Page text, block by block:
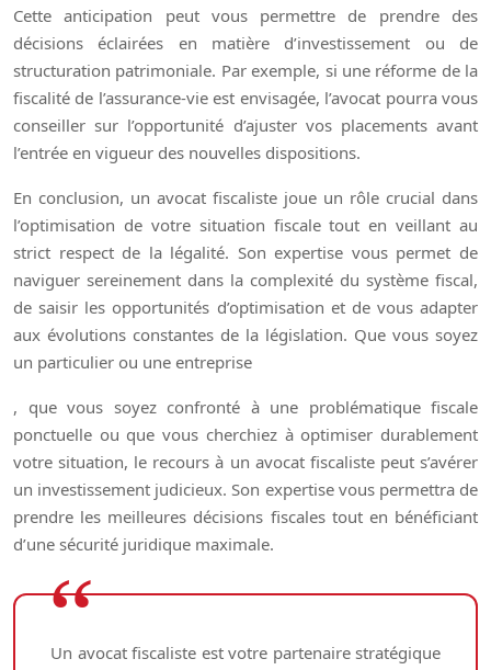
Cette anticipation peut vous permettre de prendre des
décisions éclairées en matière d’investissement ou de
structuration patrimoniale. Par exemple, si une réforme de la
fiscalité de l’assurance-vie est envisagée, l’avocat pourra vous
conseiller sur l’opportunité d’ajuster vos placements avant
l’entrée en vigueur des nouvelles dispositions.
En conclusion, un avocat fiscaliste joue un rôle crucial dans
l’optimisation de votre situation fiscale tout en veillant au
strict respect de la légalité. Son expertise vous permet de
naviguer sereinement dans la complexité du système fiscal,
de saisir les opportunités d’optimisation et de vous adapter
aux évolutions constantes de la législation. Que vous soyez
un particulier ou une entreprise
, que vous soyez confronté à une problématique fiscale
ponctuelle ou que vous cherchiez à optimiser durablement
votre situation, le recours à un avocat fiscaliste peut s’avérer
un investissement judicieux. Son expertise vous permettra de
prendre les meilleures décisions fiscales tout en bénéficiant
d’une sécurité juridique maximale.
Un avocat fiscaliste est votre partenaire stratégique